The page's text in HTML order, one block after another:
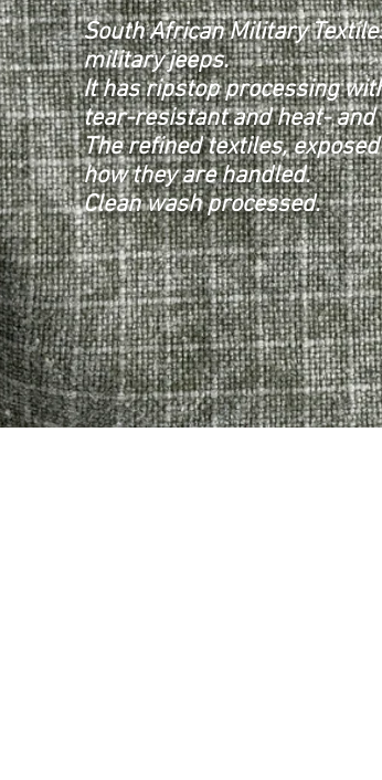
South African Military
military jeeps.
It has ripstop processing
tear-resistant and heat-
The refined textiles,
how they are handled.
Clean wash processed.